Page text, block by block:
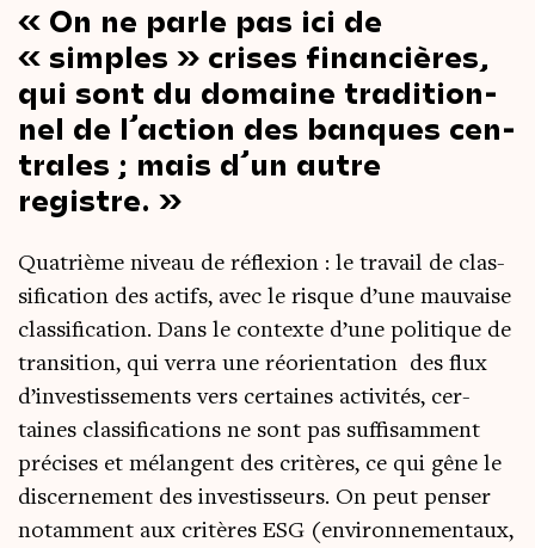
On ne parle pas ici de
« simples » crises finan­cières,
qui sont du domaine tra­di­tion­
nel de l’action des banques cen­
trales ; mais d’un autre
registre.
Qua­trième niveau de réflexion : le tra­vail de clas­
si­fi­ca­tion des actifs, avec le risque d’une mau­vaise
clas­si­fi­ca­tion. Dans le contexte d’une poli­tique de
tran­si­tion, qui ver­ra une réorien­ta­tion des flux
d’investissements vers cer­taines acti­vi­tés, cer­
taines clas­si­fi­ca­tions ne sont pas suf­fi­sam­ment
pré­cises et mélangent des cri­tères, ce qui gêne le
dis­cer­ne­ment des inves­tis­seurs. On peut pen­ser
notam­ment aux cri­tères ESG (envi­ron­ne­men­taux,